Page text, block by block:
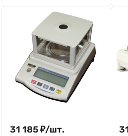
31 185₽/шт.